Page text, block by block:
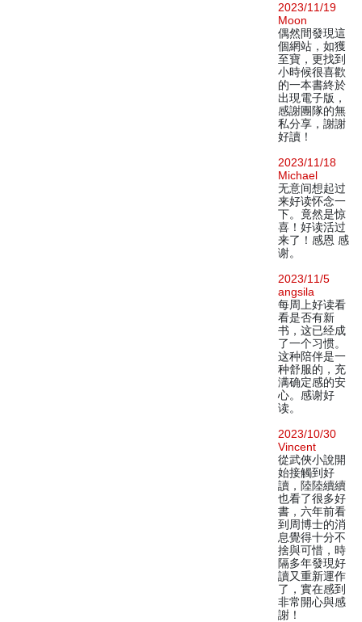
2023/11/19
Moon
偶然間發現這
個網站，如獲
至寶，更找到
小時候很喜歡
的一本書終於
出現電子版，
感謝團隊的無
私分享，謝謝
好讀！
2023/11/18
Michael
无意间想起过
来好读怀念一
下。竟然是惊
喜！好读活过
来了！感恩 感
谢。
2023/11/5
angsila
每周上好读看
看是否有新
书，这已经成
了一个习惯。
这种陪伴是一
种舒服的，充
满确定感的安
心。感谢好
读。
2023/10/30
Vincent
從武俠小說開
始接觸到好
讀，陸陸續續
也看了很多好
書，六年前看
到周博士的消
息覺得十分不
捨與可惜，時
隔多年發現好
讀又重新運作
了，實在感到
非常開心與感
謝！